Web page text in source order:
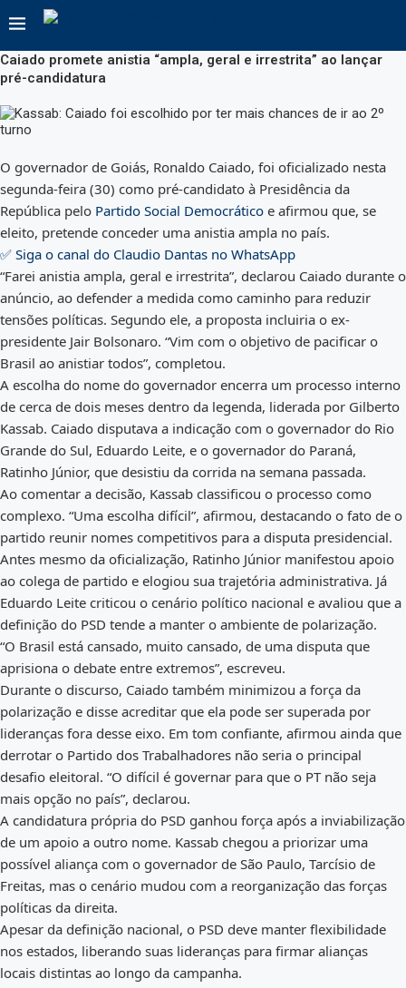
Caiado promete anistia “ampla, geral e irrestrita” ao lançar
pré-candidatura
O governador de Goiás, Ronaldo Caiado, foi oficializado nesta
segunda-feira (30) como pré-candidato à Presidência da
República pelo Partido Social Democrático e afirmou que, se
eleito, pretende conceder uma anistia ampla no país.
✅ Siga o canal do Claudio Dantas no WhatsApp
“Farei anistia ampla, geral e irrestrita”, declarou Caiado durante o
anúncio, ao defender a medida como caminho para reduzir
tensões políticas. Segundo ele, a proposta incluiria o ex-
presidente Jair Bolsonaro. “Vim com o objetivo de pacificar o
Brasil ao anistiar todos”, completou.
A escolha do nome do governador encerra um processo interno
de cerca de dois meses dentro da legenda, liderada por Gilberto
Kassab. Caiado disputava a indicação com o governador do Rio
Grande do Sul, Eduardo Leite, e o governador do Paraná,
Ratinho Júnior, que desistiu da corrida na semana passada.
Ao comentar a decisão, Kassab classificou o processo como
complexo. “Uma escolha difícil”, afirmou, destacando o fato de o
partido reunir nomes competitivos para a disputa presidencial.
Antes mesmo da oficialização, Ratinho Júnior manifestou apoio
ao colega de partido e elogiou sua trajetória administrativa. Já
Eduardo Leite criticou o cenário político nacional e avaliou que a
definição do PSD tende a manter o ambiente de polarização.
“O Brasil está cansado, muito cansado, de uma disputa que
aprisiona o debate entre extremos”, escreveu.
Durante o discurso, Caiado também minimizou a força da
polarização e disse acreditar que ela pode ser superada por
lideranças fora desse eixo. Em tom confiante, afirmou ainda que
derrotar o Partido dos Trabalhadores não seria o principal
desafio eleitoral. “O difícil é governar para que o PT não seja
mais opção no país”, declarou.
A candidatura própria do PSD ganhou força após a inviabilização
de um apoio a outro nome. Kassab chegou a priorizar uma
possível aliança com o governador de São Paulo, Tarcísio de
Freitas, mas o cenário mudou com a reorganização das forças
políticas da direita.
Apesar da definição nacional, o PSD deve manter flexibilidade
nos estados, liberando suas lideranças para firmar alianças
locais distintas ao longo da campanha.